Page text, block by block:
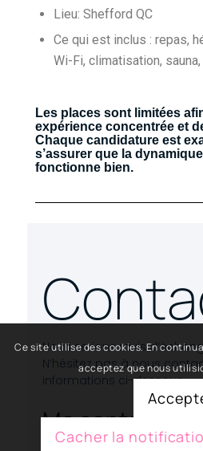
Lieu: Shefford QC
Ce qui est inclus : repas,
Wi-Fi, climatisation,
Les places sont limitées
expérience concentrée et
Chaque candidature est
s’assurer que la
fonctionne bien.
Nous serions ravis
N’hésitez pas à nous
informations ci-dessous.
Me contacter
514-756-3414
Ce site utilise des cookies. En
acceptez que nous
Cacher la